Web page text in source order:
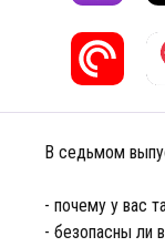
В седьмом
- почему у вас
- безопасны ли